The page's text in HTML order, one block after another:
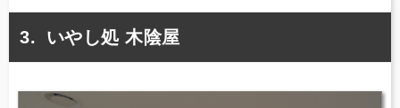
いやし処 木陰屋